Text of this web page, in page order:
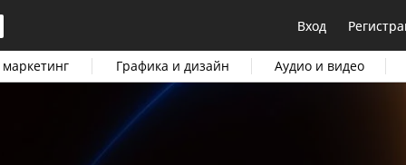
Вход
Графика и дизайн Аудио и видео